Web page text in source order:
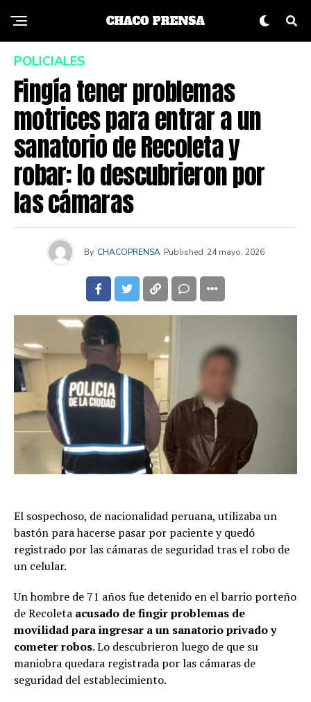
POLICIALES
Fingía tener problemas
motrices para entrar a un
sanatorio de Recoleta y
robar: lo descubrieron por
las cámaras
By CHACOPRENSA Published 24 mayo, 2026
El sospechoso, de nacionalidad peruana, utilizaba un
bastón para hacerse pasar por paciente y quedó
registrado por las cámaras de seguridad tras el robo de
un celular.
Un hombre de 71 años fue detenido en el barrio porteño
de Recoleta acusado de fingir problemas de
movilidad para ingresar a un sanatorio privado y
cometer robos. Lo descubrieron luego de que su
maniobra quedara registrada por las cámaras de
seguridad del establecimiento.